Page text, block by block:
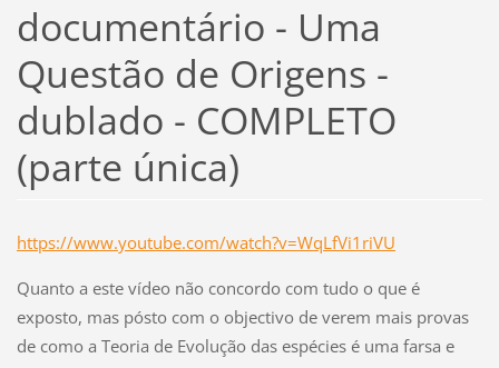
documentário - Uma
Questão de Origens -
dublado - COMPLETO
(parte única)
https://www.youtube.com/watch?v=WqLfVi1riVU
Quanto a este vídeo não concordo com tudo o que é
exposto, mas pósto com o objectivo de verem mais provas
de como a Teoria de Evolução das espécies é uma farsa e